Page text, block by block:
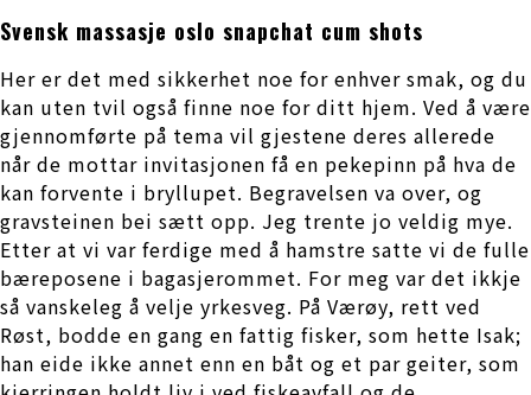
Svensk massasje oslo snapchat cum shots
Her er det med sikkerhet noe for enhver smak, og du
kan uten tvil også finne noe for ditt hjem. Ved å være
gjennomførte på tema vil gjestene deres allerede
når de mottar invitasjonen få en pekepinn på hva de
kan forvente i bryllupet. Begravelsen va over, og
gravsteinen bei sætt opp. Jeg trente jo veldig mye.
Etter at vi var ferdige med å hamstre satte vi de fulle
bæreposene i bagasjerommet. For meg var det ikkje
så vanskeleg å velje yrkesveg. På Værøy, rett ved
Røst, bodde en gang en fattig fisker, som hette Isak;
han eide ikke annet enn en båt og et par geiter, som